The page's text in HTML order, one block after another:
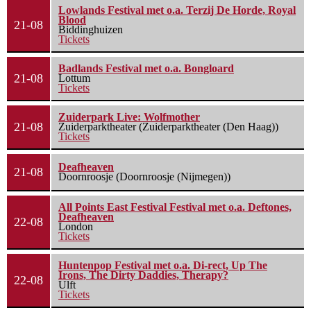
21-08
Lowlands Festival met o.a. Terzij De Horde, Royal
Blood
Biddinghuizen
Tickets
21-08
Badlands Festival met o.a. Bongloard
Lottum
Tickets
21-08
Zuiderpark Live: Wolfmother
Zuiderparktheater (Zuiderparktheater (Den Haag))
Tickets
21-08
Deafheaven
Doornroosje (Doornroosje (Nijmegen))
22-08
All Points East Festival Festival met o.a. Deftones,
Deafheaven
London
Tickets
22-08
Huntenpop Festival met o.a. Di-rect, Up The
Irons, The Dirty Daddies, Therapy?
Ulft
Tickets